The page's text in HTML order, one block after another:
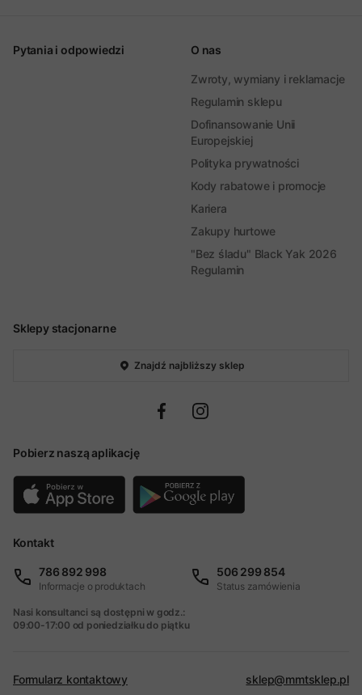
Sklepy stacjonarne
Znajdź najbliższy sklep
Pobierz naszą aplikację
Pytania i odpowiedzi O nas
Zwroty, wymiany i reklamacje
Regulamin sklepu
Dofinansowanie Unii
Europejskiej
Polityka prywatności
Kody rabatowe i promocje
Kariera
Zakupy hurtowe
"Bez śladu" Black Yak 2026
Regulamin
Kontakt
786 892 998
Informacje o produktach
506 299 854
Status zamówienia
Nasi konsultanci są dostępni w godz.:
09:00-17:00 od poniedziałku do piątku
Formularz kontaktowy sklep@mmtsklep.pl